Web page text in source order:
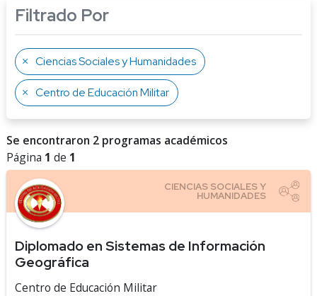
Filtrado Por
Ciencias Sociales y Humanidades
Centro de Educación Militar
Se encontraron 2 programas académicos
Página 1 de 1
Diplomado en Sistemas de Información
Geográfica
Centro de Educación Militar